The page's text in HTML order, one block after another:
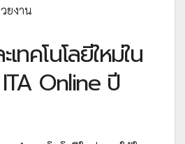
ยงาน
ทคโนโลยีใหม่ใน
ITA Online ปี